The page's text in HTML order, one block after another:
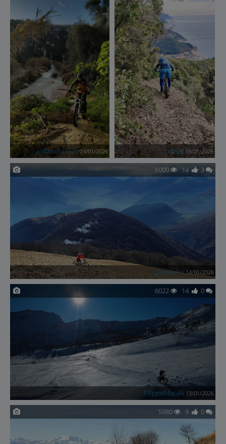
andrea541970 24/01/2026 ebsat 18/01/2026
6000 14 3
pedalario 14/01/2026
6022 14 0
FilippoMacalli 13/01/2026
5980 9 0